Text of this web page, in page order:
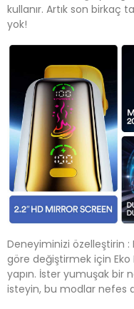
kullanır. Artık son
yok!
Deneyiminizi özelleştirin
göre değiştirmek için
yapın. İster yumuşak bir
isteyin, bu modlar nefes